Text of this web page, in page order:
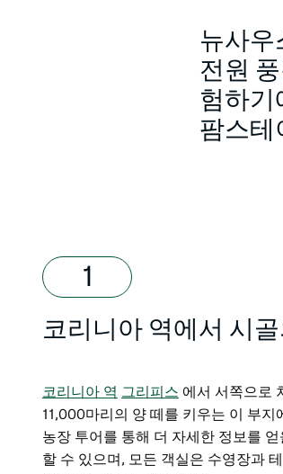
뉴사우
전원
험하기
팜스테
코리니아 역에서 시
코리니아 역 그리피스 에서 서쪽으로
11,000마리의 양 떼를 키우는 이 부
농장 투어를 통해 더 자세한 정보를
할 수 있으며, 모든 객실은 수영장과